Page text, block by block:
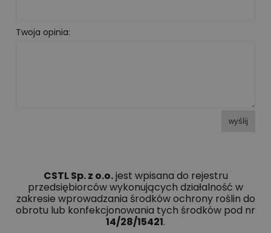
Twoja opinia:
wyślij
CSTL Sp. z o.o.jest wpisana do rejestru
przedsiębiorców wykonujących działalność w
zakresie wprowadzania środków ochrony roślin do
obrotu lub konfekcjonowania tych środków pod nr
14/28/15421.